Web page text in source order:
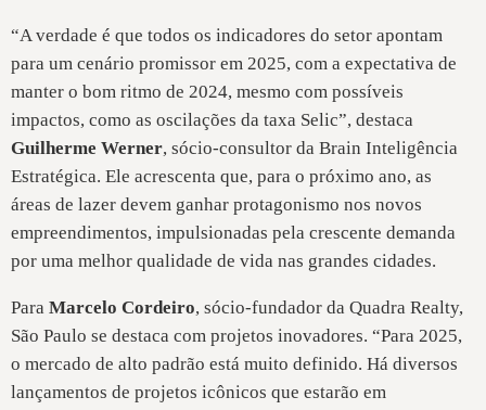
“A verdade é que todos os indicadores do setor apontam
para um cenário promissor em 2025, com a expectativa de
manter o bom ritmo de 2024, mesmo com possíveis
impactos, como as oscilações da taxa Selic”, destaca
Guilherme Werner, sócio-consultor da Brain Inteligência
Estratégica. Ele acrescenta que, para o próximo ano, as
áreas de lazer devem ganhar protagonismo nos novos
empreendimentos, impulsionadas pela crescente demanda
por uma melhor qualidade de vida nas grandes cidades.
Para Marcelo Cordeiro, sócio-fundador da Quadra Realty,
São Paulo se destaca com projetos inovadores. “Para 2025,
o mercado de alto padrão está muito definido. Há diversos
lançamentos de projetos icônicos que estarão em